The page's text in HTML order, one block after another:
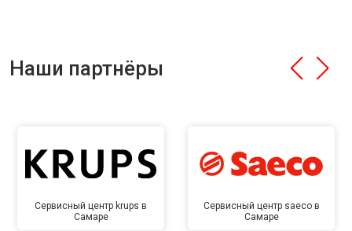
Наши партнёры
Сервисный центр krups в
Самаре
Сервисный центр saeco в
Самаре